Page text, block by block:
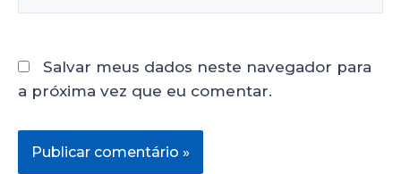
Salvar meus dados neste navegador para
a próxima vez que eu comentar.